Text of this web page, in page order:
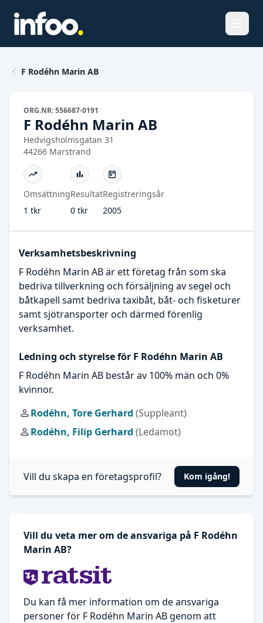
F Rodéhn Marin AB
ORG.NR: 556687-0191
F Rodéhn Marin AB
Hedvigsholmsgatan 31
44266 Marstrand
Omsättning
1 tkr
Resultat
0 tkr
Registreringsår
2005
Verksamhetsbeskrivning
F Rodéhn Marin AB är ett företag från som ska
bedriva tillverkning och försäljning av segel och
båtkapell samt bedriva taxibåt, båt- och fisketurer
samt sjötransporter och därmed förenlig
verksamhet.
Ledning och styrelse för F Rodéhn Marin AB
F Rodéhn Marin AB består av 100% män och 0%
kvinnor.
Rodéhn, Tore Gerhard (Suppleant)
Rodéhn, Filip Gerhard (Ledamot)
Vill du skapa en företagsprofil? Kom igång!
Vill du veta mer om de ansvariga på F Rodéhn
Marin AB?
Du kan få mer information om de ansvariga
personer för F Rodéhn Marin AB genom att